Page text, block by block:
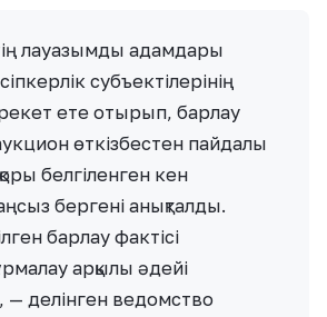
лауазымды адамдары
субъектілерінің
ете отырып, барлау
өткізбестен пайдалы
қоры белгіленген кен
бергені анықталды.
барлау фактісі
арқылы әдейі
делінген ведомство